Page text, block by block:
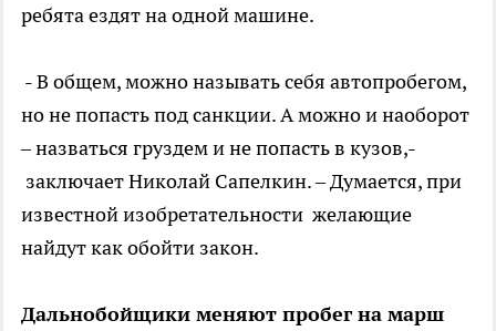
ребята ездят на одной машине.
- В общем, можно называть себя автопробегом,
но не попасть под санкции. А можно и наоборот
– назваться груздем и не попасть в кузов,-
заключает Николай Сапелкин. – Думается, при
известной изобретательности желающие
найдут как обойти закон.
Дальнобойщики меняют пробег на марш